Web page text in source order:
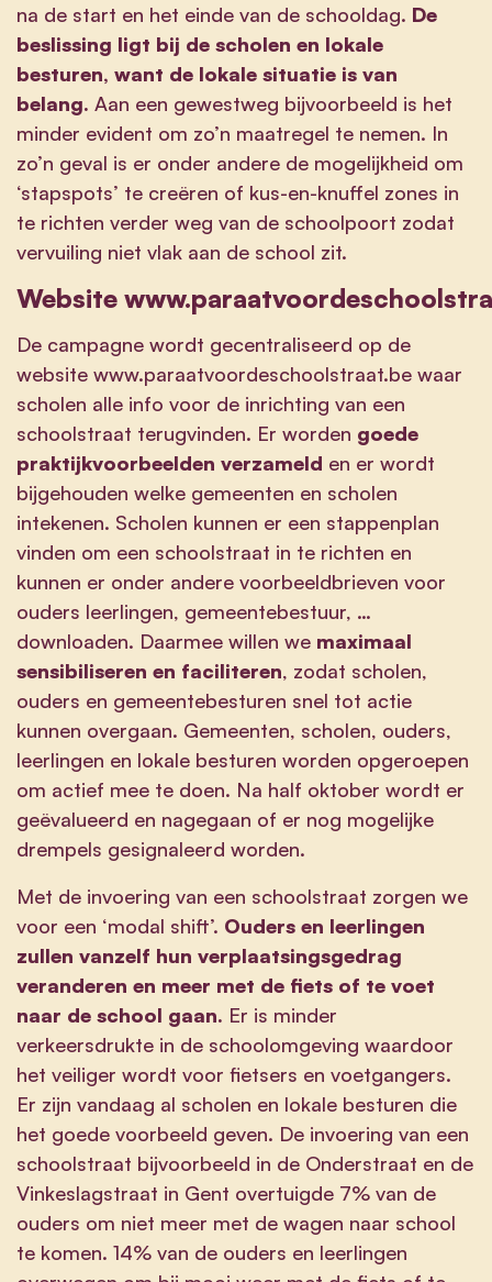
na de start en het einde van de schooldag. De
beslissing ligt bij de scholen en lokale
besturen, want de lokale situatie is van
belang. Aan een gewestweg bijvoorbeeld is het
minder evident om zo’n maatregel te nemen. In
zo’n geval is er onder andere de mogelijkheid om
‘stapspots’ te creëren of kus-en-knuffel zones in
te richten verder weg van de schoolpoort zodat
vervuiling niet vlak aan de school zit.
Website
De campagne wordt gecentraliseerd op de
website www.paraatvoordeschoolstraat.be waar
scholen alle info voor de inrichting van een
schoolstraat terugvinden. Er worden goede
praktijkvoorbeelden verzameld en er wordt
bijgehouden welke gemeenten en scholen
intekenen. Scholen kunnen er een stappenplan
vinden om een schoolstraat in te richten en
kunnen er onder andere voorbeeldbrieven voor
ouders leerlingen, gemeentebestuur, …
downloaden. Daarmee willen we maximaal
sensibiliseren en faciliteren, zodat scholen,
ouders en gemeentebesturen snel tot actie
kunnen overgaan. Gemeenten, scholen, ouders,
leerlingen en lokale besturen worden opgeroepen
om actief mee te doen. Na half oktober wordt er
geëvalueerd en nagegaan of er nog mogelijke
drempels gesignaleerd worden.
Met de invoering van een schoolstraat zorgen we
voor een ‘modal shift’. Ouders en leerlingen
zullen vanzelf hun verplaatsingsgedrag
veranderen en meer met de fiets of te voet
naar de school gaan. Er is minder
verkeersdrukte in de schoolomgeving waardoor
het veiliger wordt voor fietsers en voetgangers.
Er zijn vandaag al scholen en lokale besturen die
het goede voorbeeld geven. De invoering van een
schoolstraat bijvoorbeeld in de Onderstraat en de
Vinkeslagstraat in Gent overtuigde 7% van de
ouders om niet meer met de wagen naar school
te komen. 14% van de ouders en leerlingen